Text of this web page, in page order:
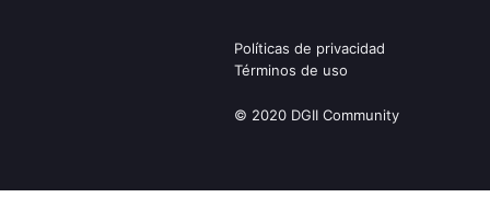
Políticas de privacidad
Términos de uso
© 2020 DGII Community